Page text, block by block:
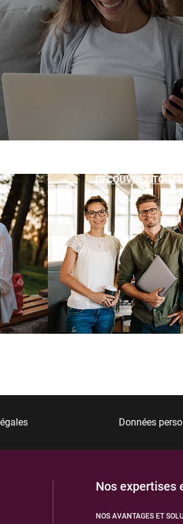
DÉCOUVREZ
Données
Nos expertises
NOS AVANTAGES ET